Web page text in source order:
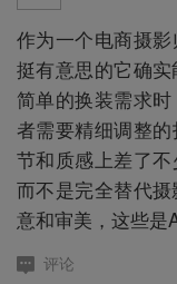
作为一个电商摄
挺有意思的它确
简单的换装需求
者需要精细调整
节和质感上差了
而不是完全替代
意和审美，这些是
评论